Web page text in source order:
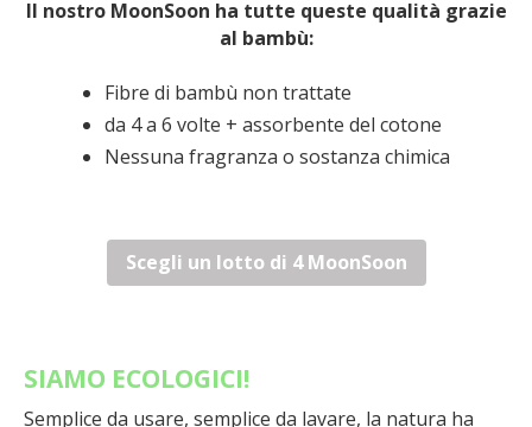
Il nostro MoonSoon ha tutte queste qualità grazie
al bambù:
Fibre di bambù non trattate
da 4 a 6 volte + assorbente del cotone
Nessuna fragranza o sostanza chimica
Scegli un lotto di 4 MoonSoon
SIAMO ECOLOGICI!
Semplice da usare, semplice da lavare, la natura ha